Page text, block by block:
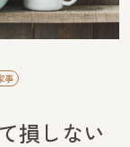
事
損しない